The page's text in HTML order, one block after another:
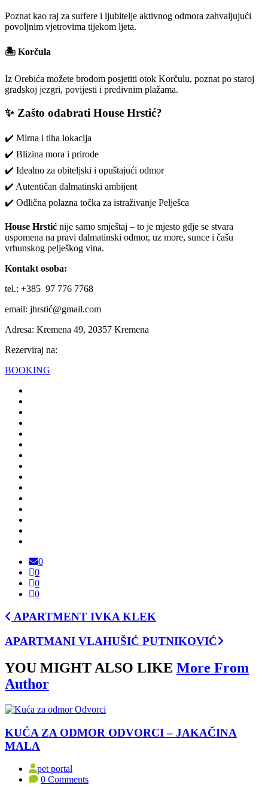
Poznat kao raj za surfere i ljubitelje aktivnog odmora zahvaljujući
povoljnim vjetrovima tijekom ljeta.
🏝️ Korčula
Iz Orebića možete brodom posjetiti otok Korčulu, poznat po staroj
gradskoj jezgri, povijesti i predivnim plažama.
✨ Zašto odabrati House Hrstić?
✔️ Mirna i tiha lokacija
✔️ Blizina mora i prirode
✔️ Idealno za obiteljski i opuštajući odmor
✔️ Autentičan dalmatinski ambijent
✔️ Odlična polazna točka za istraživanje Pelješca
House Hrstić nije samo smještaj – to je mjesto gdje se stvara
uspomena na pravi dalmatinski odmor, uz more, sunce i čašu
vrhunskog pelješkog vina.
Kontakt osoba:
tel.: +385 97 776 7768
email: jhrstić@gmail.com
Adresa: Kremena 49, 20357 Kremena
Rezerviraj na:
BOOKING
0
0
0
0
APARTMENT IVKA KLEK
APARTMANI VLAHUŠIĆ PUTNIKOVIĆ
YOU MIGHT ALSO LIKE More From
Author
KUĆA ZA ODMOR ODVORCI – JAKAČINA
MALA
pet portal
0 Comments